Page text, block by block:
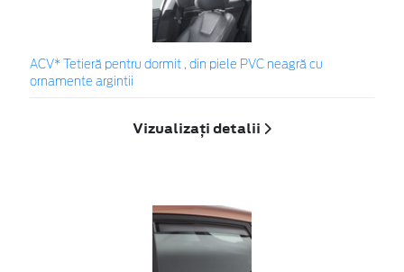
ACV* Tetieră pentru dormit , din piele PVC neagră cu
ornamente argintii
Vizualizați detalii